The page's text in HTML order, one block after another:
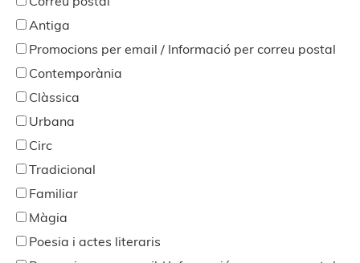
Antiga
Promocions per email / Informació per correu postal
Contemporània
Clàssica
Urbana
Circ
Tradicional
Familiar
Màgia
Poesia i actes literaris